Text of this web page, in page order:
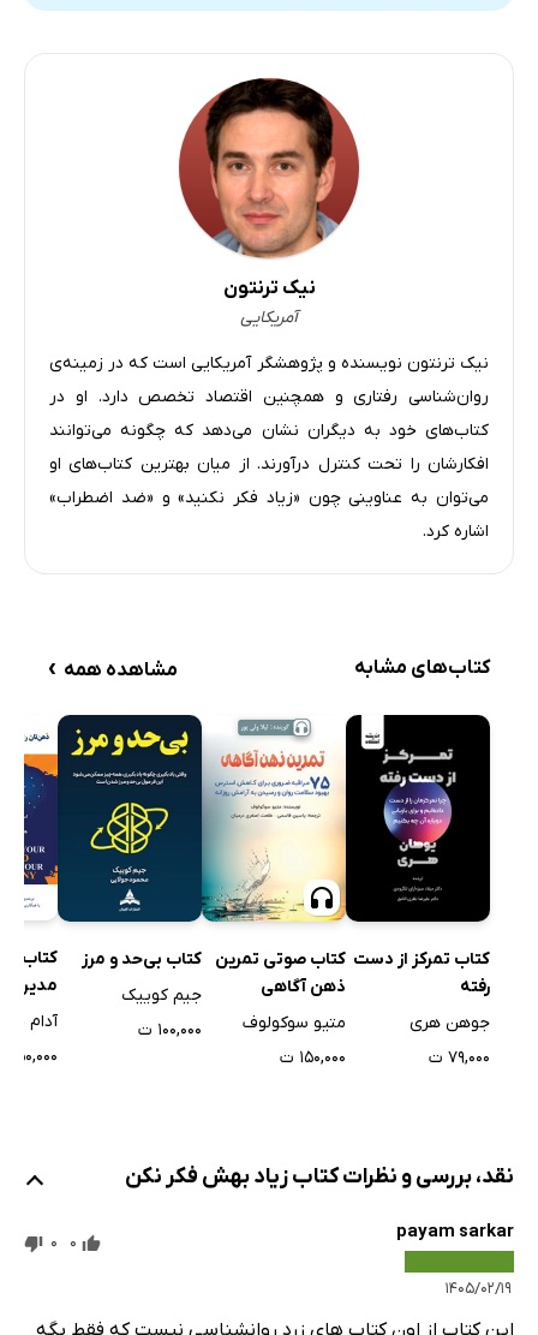
نیک ترنتون
آمریکایی
نیک ترنتون نویسنده و پژوهشگر آمریکایی است که در زمینه‌ی
روان‌شناسی رفتاری و همچنین اقتصاد تخصص دارد. او در
کتاب‌های خود به دیگران نشان می‌دهد که چگونه می‌توانند
افکارشان را تحت کنترل درآورند. از میان بهترین کتاب‌های او
می‌توان به عناوینی چون «زیاد فکر نکنید» و «ضد اضطراب»
اشاره کرد.
کتاب‌های مشابه مشاهده همه ›
کتاب تمرکز از دست
رفته
جوهن هری
۷۹,۰۰۰ ت
کتاب صوتی تمرین
ذهن‌ آگاهی
متیو سوکولوف
۱۵۰,۰۰۰ ت
کتاب بی‌حد و مرز
جیم کوییک
۱۰۰,۰۰۰ ت
کتاب
مدیریت
آدام خو
۱۵۰,۰۰۰ ت
نقد، بررسی و نظرات کتاب زیاد بهش فکر نکن
payam sarkar
۱۴۰۵/۰۲/۱۹
0
0
این کتاب از اون کتاب های زرد روانشناسی نیست که فقط بگه